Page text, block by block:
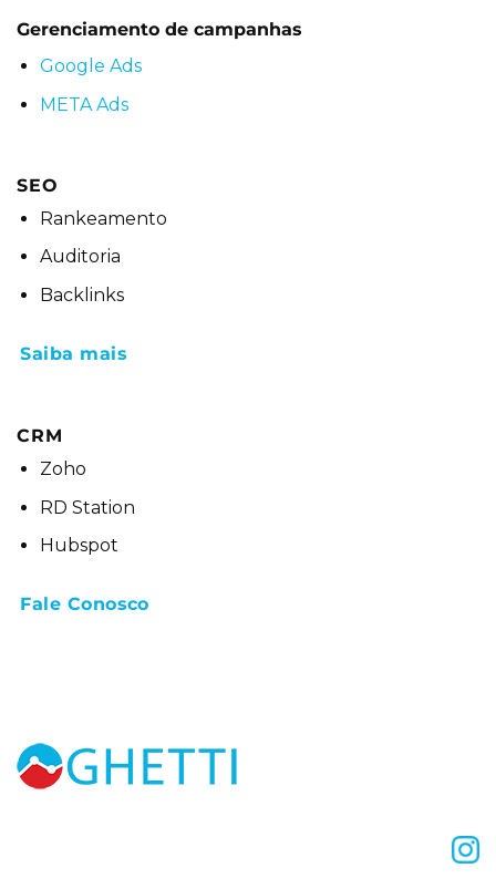
Gerenciamento de campanhas
Google Ads
META Ads
SEO
Rankeamento
Auditoria
Backlinks
Saiba mais
CRM
Zoho
RD Station
Hubspot
Fale Conosco